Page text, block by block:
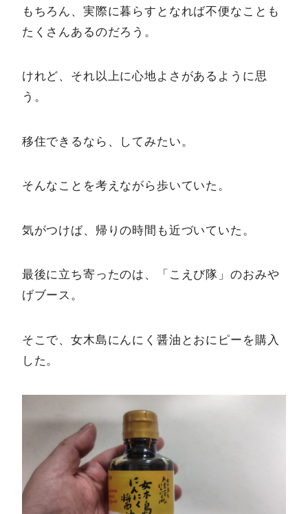
もちろん、実際に暮らすとなれば不便なことも
たくさんあるのだろう。
けれど、それ以上に心地よさがあるように思
う。
移住できるなら、してみたい。
そんなことを考えながら歩いていた。
気がつけば、帰りの時間も近づいていた。
最後に立ち寄ったのは、「こえび隊」のおみや
げブース。
そこで、女木島にんにく醤油とおにピーを購入
した。